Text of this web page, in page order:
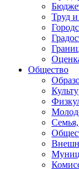
Труд и
Общество